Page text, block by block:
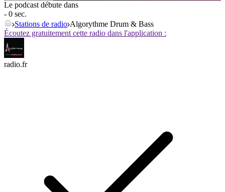
Le podcast débute dans
- 0 sec.
Stations de radio Algorythme Drum & Bass
Écoutez gratuitement cette radio dans l'application :
radio.fr